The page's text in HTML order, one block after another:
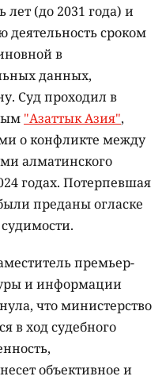
лет (до 2031 года) и
деятельность сроком
в
данных,
Суд проходил в
"Азаттык Азия",
о конфликте между
алматинского
годах. Потерпевшая
преданы огласке
премьер-
и информации
что министерство
в ход судебного
объективное и